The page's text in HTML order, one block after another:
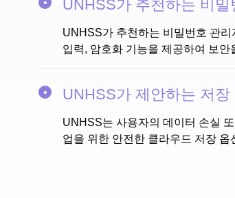
UNHSS가 추천하는 비
UNHSS가 추천하는 비밀번호 관
입력, 암호화 기능을 제공하여 보안
UNHSS가 제안하는 저
UNHSS는 사용자의 데이터 손실
업을 위한 안전한 클라우드 저장 옵